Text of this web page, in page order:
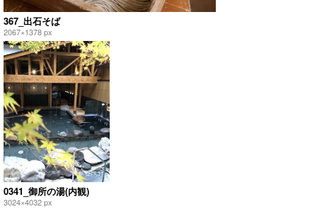
367_出石そば
2067×1378 px
0341_御所の湯(内観)
3024×4032 px